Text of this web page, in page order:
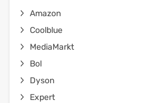
Amazon
Coolblue
MediaMarkt
Bol
Dyson
Expert